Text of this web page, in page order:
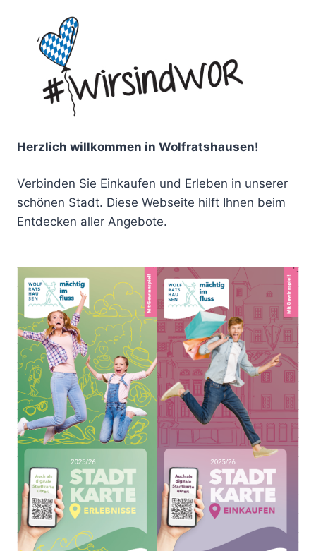
Herzlich willkommen in Wolfratshausen!
Verbinden Sie Einkaufen und Erleben in unserer
schönen Stadt. Diese Webseite hilft Ihnen beim
Entdecken aller Angebote.